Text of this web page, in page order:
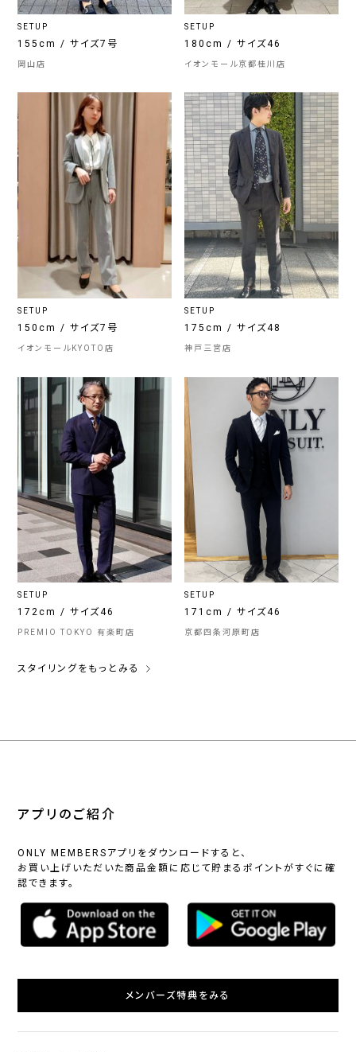
SETUP
155cm / サイズ7号
岡山店
SETUP
180cm / サイズ46
イオンモール京都桂川店
SETUP
150cm / サイズ7号
イオンモールKYOTO店
SETUP
175cm / サイズ48
神戸三宮店
SETUP
172cm / サイズ46
PREMIO TOKYO 有楽町店
SETUP
171cm / サイズ46
京都四条河原町店
スタイリングをもっとみる
アプリのご紹介
ONLY MEMBERSアプリをダウンロードすると、
お買い上げいただいた商品金額に応じて貯まるポイントがすぐに確
認できます。
メンバーズ特典をみる